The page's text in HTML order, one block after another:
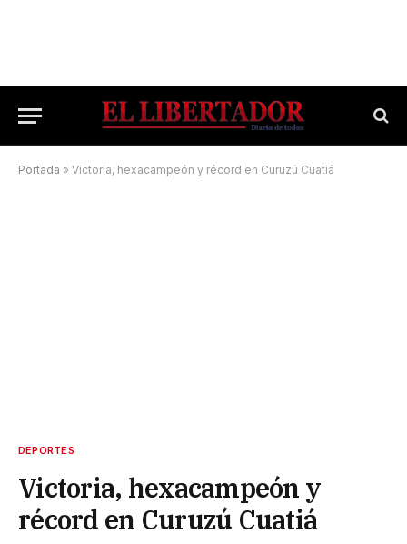
Portada » Victoria, hexacampeón y récord en Curuzú Cuatiá
DEPORTES
Victoria, hexacampeón y
récord en Curuzú Cuatiá